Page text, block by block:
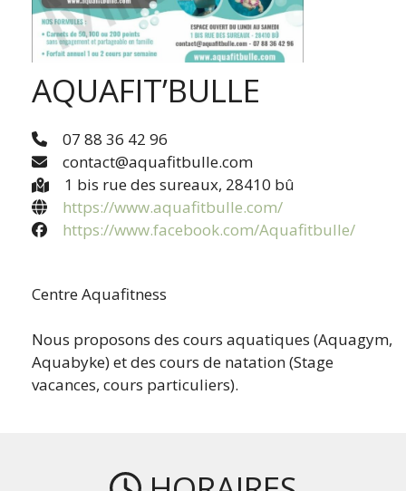
AQUAFIT’BULLE
07 88 36 42 96
contact@aquafitbulle.com
1 bis rue des sureaux, 28410 bû
https://www.aquafitbulle.com/
https://www.facebook.com/Aquafitbulle/
Centre Aquafitness
Nous proposons des cours aquatiques (Aquagym,
Aquabyke) et des cours de natation (Stage
vacances, cours particuliers).